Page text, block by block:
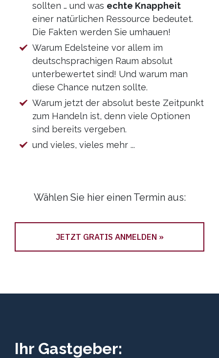
sollten … und was echte Knappheit
einer natürlichen Ressource bedeutet.
Die Fakten werden Sie umhauen!
Warum Edelsteine vor allem im
deutschsprachigen Raum absolut
unterbewertet sind! Und warum man
diese Chance nutzen sollte.
Warum jetzt der absolut beste Zeitpunkt
zum Handeln ist, denn viele Optionen
sind bereits vergeben.
und vieles, vieles mehr ...
Wählen Sie hier einen Termin aus:
JETZT GRATIS ANMELDEN »
Ihr Gastgeber: